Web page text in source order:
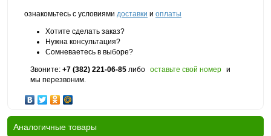
ознакомьтесь с условиями доставки и оплаты
Хотите сделать заказ?
Нужна консультация?
Сомневаетесь в выборе?
Звоните: +7 (382) 221-06-85 либо оставьте свой номер и
мы перезвоним.
Аналогичные товары